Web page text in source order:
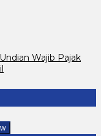
Wajib Pajak